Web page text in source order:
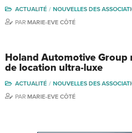
ACTUALITÉ
NOUVELLES DES
PAR MARIE-EVE CÔTÉ
Holand Automotive
de location ultra-luxe
ACTUALITÉ
NOUVELLES DES
PAR MARIE-EVE CÔTÉ